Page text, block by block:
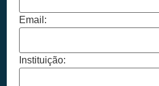
Email:
Instituição: